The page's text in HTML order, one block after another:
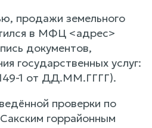
продажи земельного
в МФЦ <адрес>
документов,
государственных услуг:
1 от ДД.ММ.ГГГГ).
проверки по
горрайонным